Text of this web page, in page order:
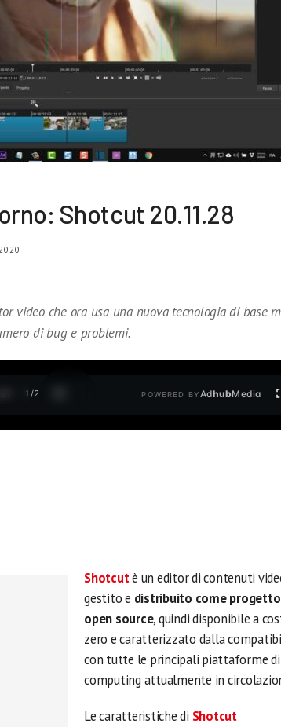
Shotcut 20.11.28
video che ora usa una nuova tecnologia di base
di bug e problemi.
1 /2 POWERED BYAdhubMedia
Shotcutè un editor di contenuti
gestito e distribuito come progetto
open source, quindi disponibile a
zero e caratterizzato dalla
con tutte le principali piattaforme di
computing attualmente in
Le caratteristiche di Shotcut